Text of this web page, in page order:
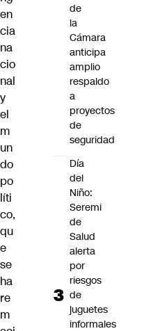
en
cia
na
cio
nal
y
el
m
un
do
po
líti
co,
qu
e
se
ha
re
m
de
la
Cámara
anticipa
amplio
respaldo
a
proyectos
de
seguridad
Día
del
Niño:
Seremi
de
Salud
alerta
por
riesgos
de
juguetes
informales